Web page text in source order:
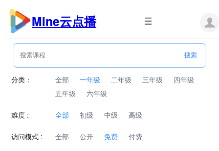
跳
内
Mine云点播
分类： 全部 一年级 二年级 三年级
四年级
五年级
六年级
难度 : 全部 初级 中级 高级
访问模式 : 全部 公开 免费 付费